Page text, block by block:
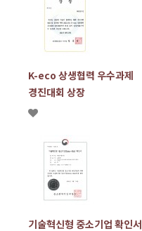
K-eco 상생협력 우수과제
경진대회 상장
기술혁신형 중소기업 확인서